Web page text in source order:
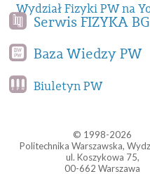
Wydział Fizyki PW na
Serwis FIZYKA
Baza Wiedzy PW
Biuletyn PW
© 1998-2026
Politechnika Warszawska,
ul. Koszykowa 75,
00-662 Warszawa